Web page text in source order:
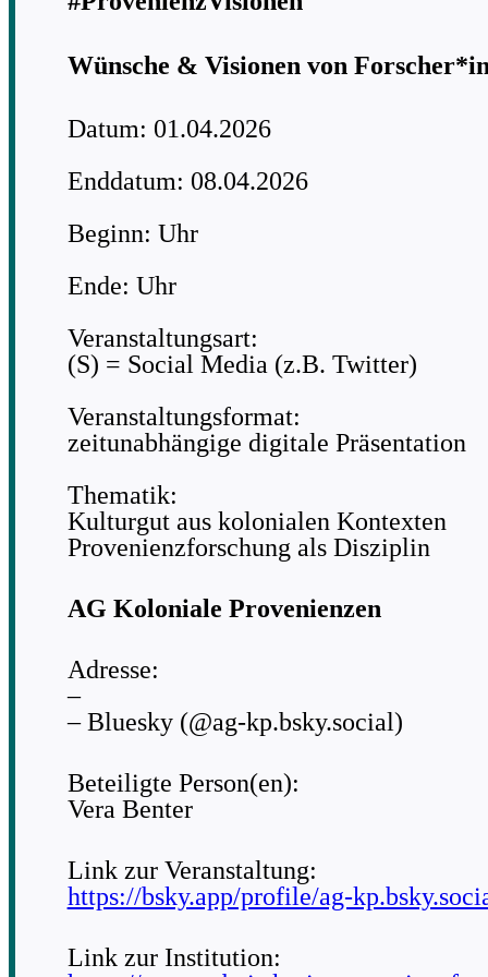
Wünsche & Visionen von
Datum: 01.04.2026
Enddatum: 08.04.2026
Beginn: Uhr
Ende: Uhr
Veranstaltungsart:
(S) = Social Media (z.B. Twitter)
Veranstaltungsformat:
zeitunabhängige digitale Präsentation
Thematik:
Kulturgut aus kolonialen Kontexten
Provenienzforschung als Disziplin
AG Koloniale Provenienzen
Adresse:
–
– Bluesky (@ag-kp.bsky.social)
Beteiligte Person(en):
Vera Benter
Link zur Veranstaltung:
https://bsky.app/profile/ag-
Link zur Institution: